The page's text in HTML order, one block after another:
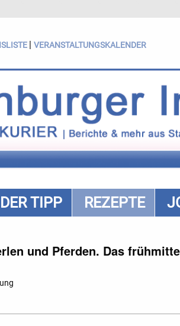
| VERANSTALTUNGSKALENDER
DER TIPP REZEPTE
und Pferden. Das